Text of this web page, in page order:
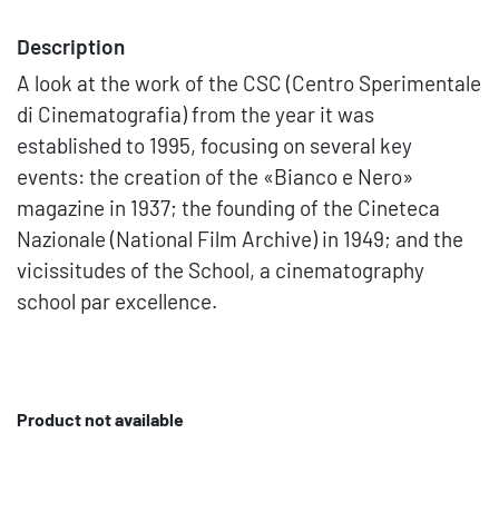
Description
A look at the work of the CSC (Centro Sperimentale
di Cinematografia) from the year it was
established to 1995, focusing on several key
events: the creation of the «Bianco e Nero»
magazine in 1937; the founding of the Cineteca
Nazionale (National Film Archive) in 1949; and the
vicissitudes of the School, a cinematography
school par excellence.
Product not available